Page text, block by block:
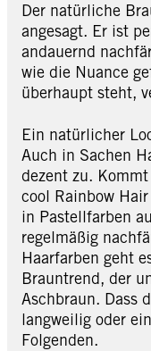
Der natürliche
angesagt. Er ist
andauernd
wie die Nuance
überhaupt steht,
Ein natürlicher
Auch in Sachen
dezent zu.
cool Rainbow
in Pastellfarben
regelmäßig
Haarfarben geht
Brauntrend, der
Aschbraun. Dass
langweilig oder
Folgenden.